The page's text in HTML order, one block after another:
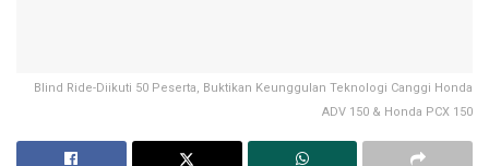
Blind Ride-Diikuti 50 Peserta, Buktikan Keunggulan Teknologi Canggi Honda
ADV 150 & Honda PCX 150